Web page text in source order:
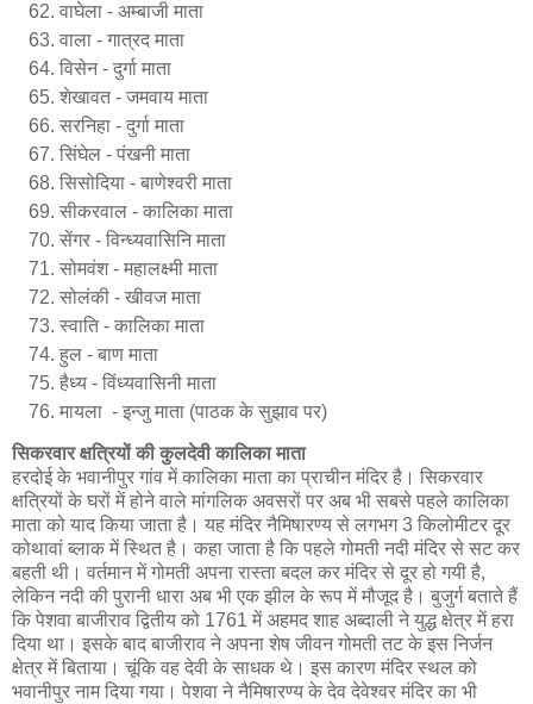
वाघेला - अम्बाजी माता
वाला - गात्रद माता
विसेन - दुर्गा माता
शेखावत - जमवाय माता
सरनिहा - दुर्गा माता
सिंघेल - पंखनी माता
सिसोदिया - बाणेश्वरी माता
सीकरवाल - कालिका माता
सेंगर - विन्ध्यवासिनि माता
सोमवंश - महालक्ष्मी माता
सोलंकी - खीवज माता
स्वाति - कालिका माता
हुल - बाण माता
हैध्य - विंध्यवासिनी माता
मायला - इन्जुमाता (पाठक के सुझाव पर)
सिकरवार क्षत्रियों की कुलदेवी कालिका माता
हरदोई के भवानीपुर गांव में कालिका माता का प्राचीन मंदिर है। सिकरवार
क्षत्रियों के घरों में होने वाले मांगलिक अवसरों पर अब भी सबसे पहले कालिका
माता को याद किया जाता है। यह मंदिर नैमिषारण्य से लगभग 3 किलोमीटर दूर
कोथावां ब्लाक में स्थित है। कहा जाता है कि पहले गोमती नदी मंदिर से सट कर
बहती थी। वर्तमान में गोमती अपना रास्ता बदल कर मंदिर से दूर हो गयी है,
लेकिन नदी की पुरानी धारा अब भी एक झील के रूप में मौजूद है। बुजुर्ग बताते हैं
कि पेशवा बाजीराव द्वितीय को 1761 में अहमद शाह अब्दाली ने युद्ध क्षेत्र में हरा
दिया था। इसके बाद बाजीराव ने अपना शेष जीवन गोमती तट के इस निर्जन
क्षेत्र में बिताया। चूंकि वह देवी के साधक थे। इस कारण मंदिर स्थल को
भवानीपुर नाम दिया गया। पेशवा ने नैमिषारण्य के देव देवेश्वर मंदिर का भी